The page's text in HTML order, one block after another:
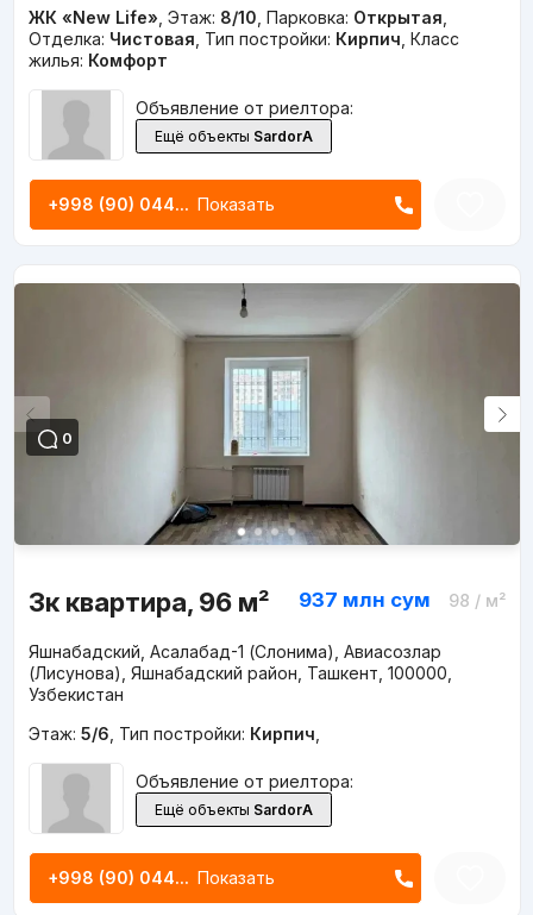
ЖК «New Life» Этаж: 8/10 Парковка: Открытая
Отделка: Чистовая Тип постройки: Кирпич Класс
жилья: Комфорт
Объявление от риелтора:
Ещё объекты SardorA
+998 (90) 044... Показать
0
3к квартира, 96 м² 937 млн сум 98 / м²
Яшнабадский, Асалабад-1 (Слонима), Авиасозлар
(Лисунова), Яшнабадский район, Ташкент, 100000,
Узбекистан
Этаж: 5/6 Тип постройки: Кирпич
Объявление от риелтора:
Ещё объекты SardorA
+998 (90) 044... Показать